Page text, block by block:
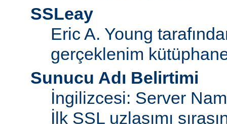
SSLeay
Eric A. Young
gerçeklenim
Sunucu Adı Belirtimi
İngilizcesi: Server
İlk SSL uzlaşımı